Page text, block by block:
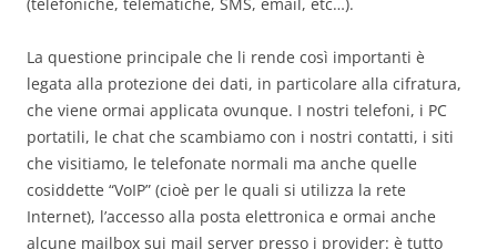
La questione principale che li rende così importanti è
legata alla protezione dei dati, in particolare alla cifratura,
che viene ormai applicata ovunque. I nostri telefoni, i PC
portatili, le chat che scambiamo con i nostri contatti, i siti
che visitiamo, le telefonate normali ma anche quelle
cosiddette “VoIP” (cioè per le quali si utilizza la rete
Internet), l’accesso alla posta elettronica e ormai anche
alcune mailbox sui mail server presso i provider: è tutto